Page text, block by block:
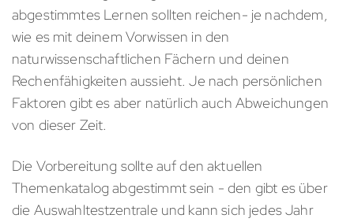
abgestimmtes Lernen sollten reichen- je nachdem,
wie es mit deinem Vorwissen in den
naturwissenschaftlichen Fächern und deinen
Rechenfähigkeiten aussieht. Je nach persönlichen
Faktoren gibt es aber natürlich auch Abweichungen
von dieser Zeit.
Die Vorbereitung sollte auf den aktuellen
Themenkatalog abgestimmt sein - den gibt es über
die Auswahltestzentrale und kann sich jedes Jahr